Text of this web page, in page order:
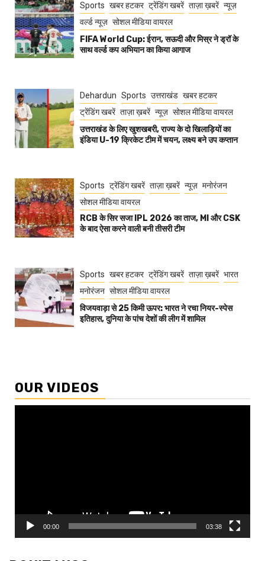
Sports खबर हटकर ट्रेंडिंग खबरें ताज़ा ख़बरें न्यूज़
वर्ल्ड न्यूज़ सोशल मीडिया वायरल
FIFA World Cup: ईरान, सऊदी और मिस्र ने ड्रॉ के
साथ वर्ल्ड कप अभियान का किया आगाज
Dehardun Sports उत्तराखंड खबर हटकर
ट्रेंडिंग खबरें ताज़ा ख़बरें न्यूज़ सोशल मीडिया वायरल
उत्तराखंड के लिए खुशखबरी, राज्य के दो खिलाड़ियों का
इंडिया U-19 क्रिकेट टीम में चयन, लक्ष्य बने उप कप्तान
Sports ट्रेंडिंग खबरें ताज़ा ख़बरें न्यूज़ मनोरंजन
सोशल मीडिया वायरल
RCB के सिर सजा IPL 2026 का ताज, MI और CSK
के बाद ऐसा करने वाली बनी तीसरी टीम
Sports खबर हटकर ट्रेंडिंग खबरें ताज़ा ख़बरें भारत
मनोरंजन सोशल मीडिया वायरल
विजयवाड़ा से 25 किमी ऊपर: भारत ने रचा नियर-स्पेस
इतिहास, दुनिया के पांच देशों की लीग में शामिल
OUR VIDEOS
00:00 03:38